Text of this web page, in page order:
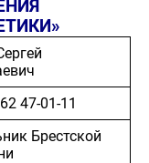
47-01-11
Брестской